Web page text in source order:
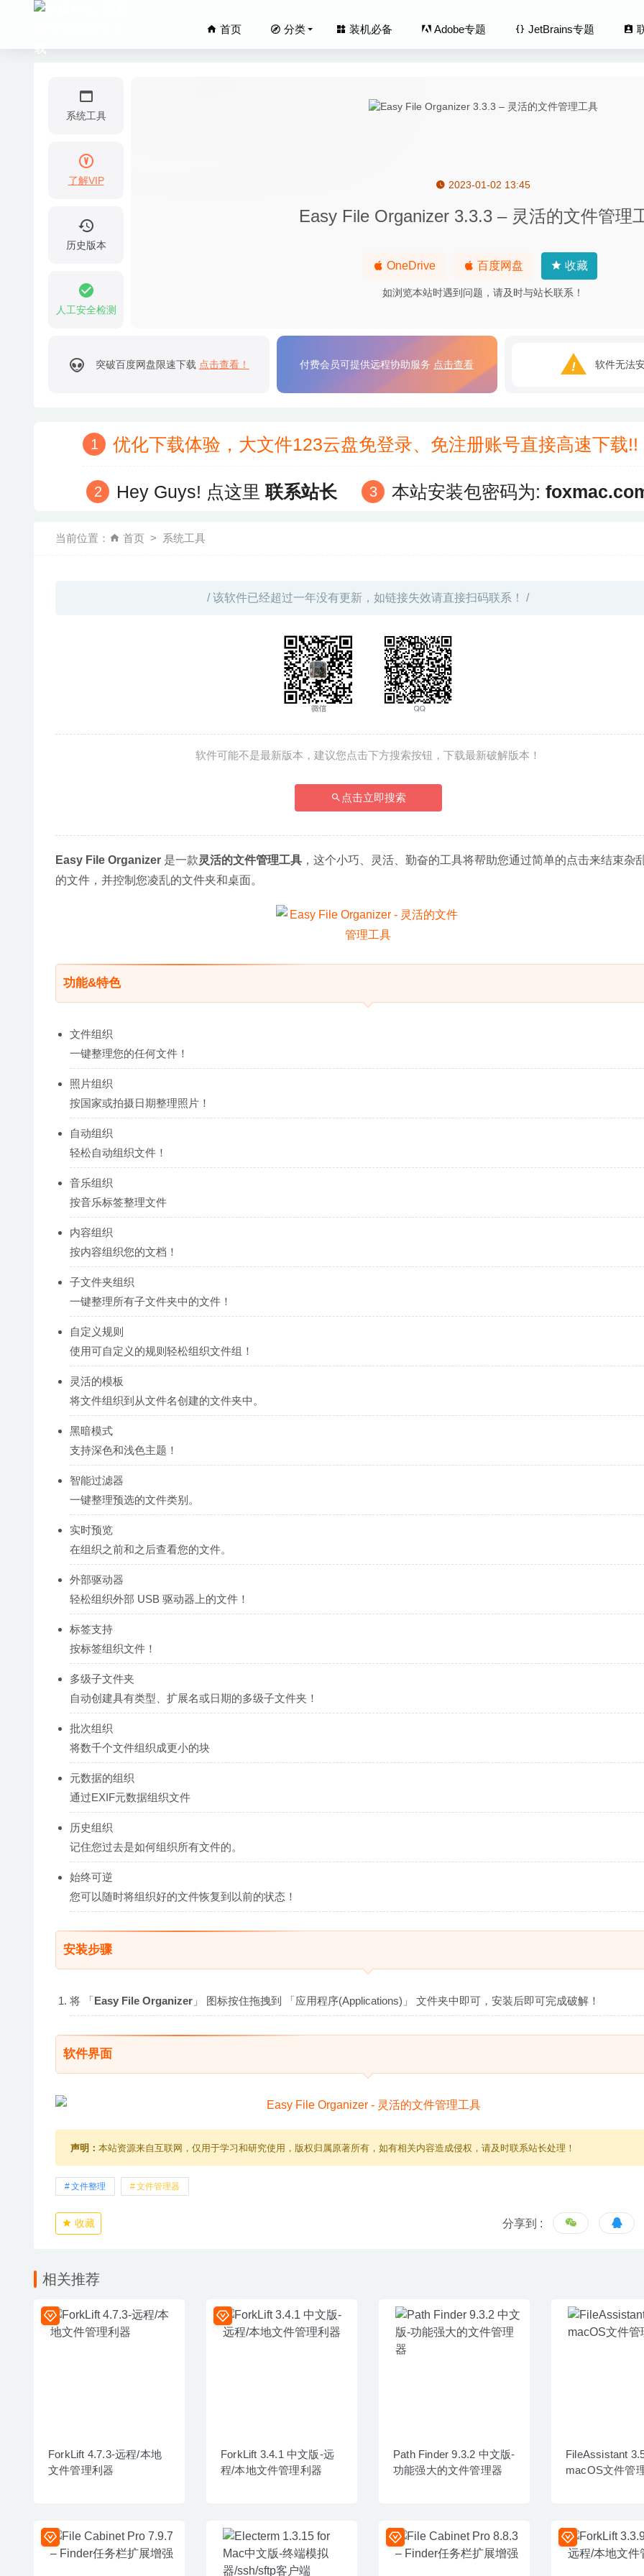
首页 分类 装机必备 Adobe专题 JetBrains专题
系统工具
了解VIP
历史版本
人工安全检测
2023-01-02 13:45
Easy File Organizer 3.3.3 – 灵活的文件管理
OneDrive 百度网盘 收藏
如浏览本站时遇到问题，请及时与站长联系！
突破百度网盘限速下载 点击查看！ 付费会员可提供远程协助服务 点击查看 软件无法
优化下载体验，大文件123云盘免登录、免注册账号直接高速下
Hey Guys! 点这里联系站长 本站安装包密码为:
当前位置： 首页 系统工具
/ 该软件已经超过一年没有更新，如链接失效请直接扫码联系！ /
软件可能不是最新版本，建议您点击下方搜索按钮，下载最新破解版本！
点击立即搜索
Easy File Organizer 是一款灵活的文件管理工具 ，这个小巧、灵活、勤奋的工具将帮助您通过简单的点击来结束杂
的文件，并控制您凌乱的文件夹和桌面。
功能&特色
文件组织
一键整理您的任何文件！
照片组织
按国家或拍摄日期整理照片！
自动组织
轻松自动组织文件！
音乐组织
按音乐标签整理文件
内容组织
按内容组织您的文档！
子文件夹组织
一键整理所有子文件夹中的文件！
自定义规则
使用可自定义的规则轻松组织文件组！
灵活的模板
将文件组织到从文件名创建的文件夹中。
黑暗模式
支持深色和浅色主题！
智能过滤器
一键整理预选的文件类别。
实时预览
在组织之前和之后查看您的文件。
外部驱动器
轻松组织外部 USB 驱动器上的文件！
标签支持
按标签组织文件！
多级子文件夹
自动创建具有类型、扩展名或日期的多级子文件夹！
批次组织
将数千个文件组织成更小的块
元数据的组织
通过EXIF元数据组织文件
历史组织
记住您过去是如何组织所有文件的。
始终可逆
您可以随时将组织好的文件恢复到以前的状态！
安装步骤
将 「Easy File Organizer 」 图标按住拖拽到 「应用程序(Applications)」 文件夹中即可，安装后即可完成破解！
软件界面
声明： 本站资源来自互联网，仅用于学习和研究使用，版权归属原著所有，如有相关内容造成侵权，请及时联系站长处理！
文件整理 文件管理器
收藏 分享到 :
相关推荐
ForkLift 4.7.3-远程/本地
文件管理利器
ForkLift 3.4.1 中文版-远
程/本地文件管理利器
Path Finder 9.3.2 中文版-
功能强大的文件管理器
FileAssistant
macOS文件管
MovieSherlock 6.0.9 for Mac中文版-视频搜索下载及视频格式转换 2020-
24 Hour Wallpaper 3.1 for Mac- 精美的5K动态桌面壁纸 2020-03-02
Wondershare UniConverter 12.0.3.17 中文版-最好的视频格式转换器